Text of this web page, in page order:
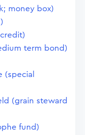
money box)
term bond)
(special
(grain steward
fund)